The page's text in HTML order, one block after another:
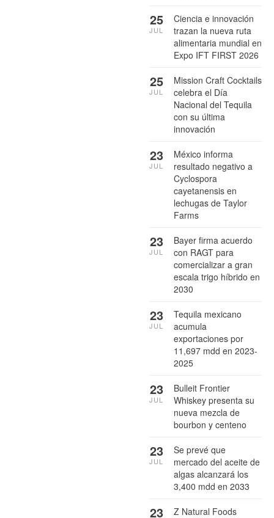
Ciencia e innovación
trazan la nueva ruta
alimentaria mundial en
Expo IFT FIRST 2026
25
JUL
Mission Craft Cocktails
celebra el Día
Nacional del Tequila
con su última
innovación
25
JUL
México informa
resultado negativo a
Cyclospora
cayetanensis en
lechugas de Taylor
Farms
23
JUL
Bayer firma acuerdo
con RAGT para
comercializar a gran
escala trigo híbrido en
2030
23
JUL
Tequila mexicano
acumula
exportaciones por
11,697 mdd en 2023-
2025
23
JUL
Bulleit Frontier
Whiskey presenta su
nueva mezcla de
bourbon y centeno
23
JUL
Se prevé que
mercado del aceite de
algas alcanzará los
3,400 mdd en 2033
23
JUL
Z Natural Foods
23